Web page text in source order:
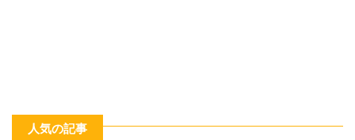
人気の記事